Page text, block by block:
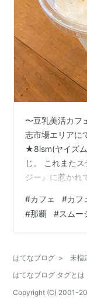
〜豆乳美活カフ
志市場エリアに
★8ism(ヤイズ
じ。 これまた
ジー』に惹かれ
ターフルーツを
一品という雰囲
にカッときます
も満足感があり
こちらのカフェ
#カフェ #カフ
#那覇 #スムー
はてなブログ > 未指
はてなブログ タグとは
Copyright (C) 2001-